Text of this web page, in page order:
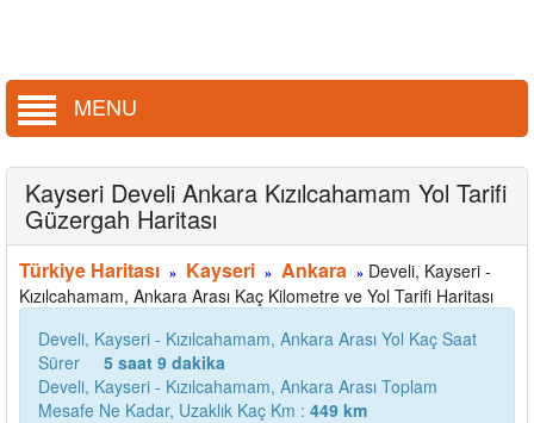
MENU
Kayseri Develi Ankara Kızılcahamam Yol Tarifi
Güzergah Haritası
Türkiye Haritası » Kayseri » Ankara » Develi, Kayseri -
Kızılcahamam, Ankara Arası Kaç Kilometre ve Yol Tarifi Haritası
Develi, Kayseri - Kızılcahamam, Ankara Arası Yol Kaç Saat
Sürer
5 saat 9 dakika
Develi, Kayseri - Kızılcahamam, Ankara Arası Toplam
Mesafe Ne Kadar, Uzaklık Kaç Km : 449 km